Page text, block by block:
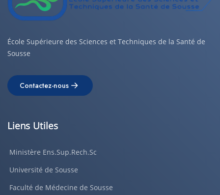
École Supérieure des Sciences et Techniques de la Santé de
Sousse
Contactez-nous
Liens Utiles
Ministère Ens.Sup.Rech.Sc
Université de Sousse
Faculté de Médecine de Sousse